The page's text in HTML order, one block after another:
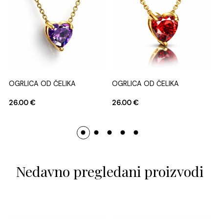
OGRLICA OD ČELIKA
26.00€
OGRLICA OD ČELIKA
26.00€
Nedavno pregledani proizvodi